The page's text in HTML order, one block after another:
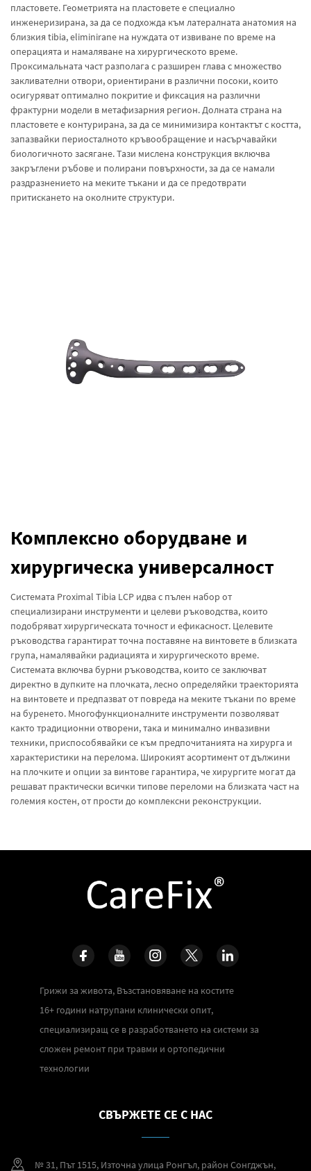
пластовете. Геометрията на пластовете е специално
инженеризирана, за да се подхожда към латералната анатомия на
близкия tibia, eliminirane на нуждата от извиване по време на
операцията и намаляване на хирургическото време.
Проксимальната част разполага с разширен глава с множество
закливателни отвори, ориентирани в различни посоки, които
осигуряват оптимално покритие и фиксация на различни
фрактурни модели в метафизарния регион. Долната страна на
пластовете е контурирана, за да се минимизира контактът с костта,
запазвайки периосталното кръвообращение и насърчавайки
биологичното засягане. Тази мислена конструкция включва
закръглени ръбове и полирани повърхности, за да се намали
раздразнението на меките тъкани и да се предотврати
притискането на околните структури.
Комплексно оборудване и
хирургическа универсалност
Системата Proximal Tibia LCP идва с пълен набор от
специализирани инструменти и целеви ръководства, които
подобряват хирургическата точност и ефикасност. Целевите
ръководства гарантират точна поставяне на винтовете в близката
група, намалявайки радиацията и хирургическото време.
Системата включва бурни ръководства, които се заключват
директно в дупките на плочката, лесно определяйки траекторията
на винтовете и предпазват от повреда на меките тъкани по време
на буренето. Многофункционалните инструменти позволяват
както традиционни отворени, така и минимално инвазивни
техники, приспособявайки се към предпочитанията на хирурга и
характеристики на перелома. Широкият асортимент от дължини
на плочките и опции за винтове гарантира, че хирургите могат да
решават практически всички типове переломи на близката част на
големия костен, от прости до комплексни реконструкции.
Грижи за живота, Възстановяване на костите
16+ години натрупани клинически опит,
специализиращ се в разработването на системи за
сложен ремонт при травми и ортопедични
технологии
СВЪРЖЕТЕ СЕ С НАС
№ 31, Път 1515, Източна улица Ронгъл, район Сонгджън,